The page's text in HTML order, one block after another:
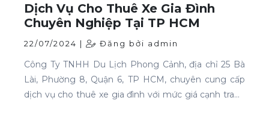
Dịch Vụ Cho Thuê Xe Gia Đình
Chuyên Nghiệp Tại TP HCM
22/07/2024 | Đăng bởi admin
Công Ty TNHH Du Lịch Phong Cảnh, địa chỉ 25 Bà
Lài, Phường 8, Quận 6, TP HCM, chuyên cung cấp
dịch vụ cho thuê xe gia đình với mức giá cạnh tranh